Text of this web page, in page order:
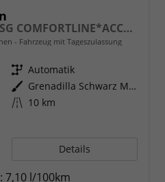
Comfortline 1.5 TSI DSG COMFORTLINE*ACC*LED*PDC*KAMERA*NAVI*SHZ* 7-SITZER 17-ZOLL
Fahrzeug mit Tageszulassung
Getriebe Automatik
Außenfarbe
Grenadilla Schwarz Metallic
Kilometerstand 10 km
Details
7,10 l/100km